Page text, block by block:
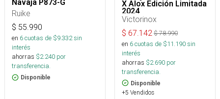
Navaja P873-G
Ruike
$ 55.990
en 6cuotas de $9.332sin
interés
ahorras $2.240 por
transferencia.
Disponible
X Alox Edición Limitada
2024
Victorinox
$ 67.142 $78.990
en 6cuotas de $11.190sin
interés
ahorras $2.690 por
transferencia.
Disponible
+5 Vendidos